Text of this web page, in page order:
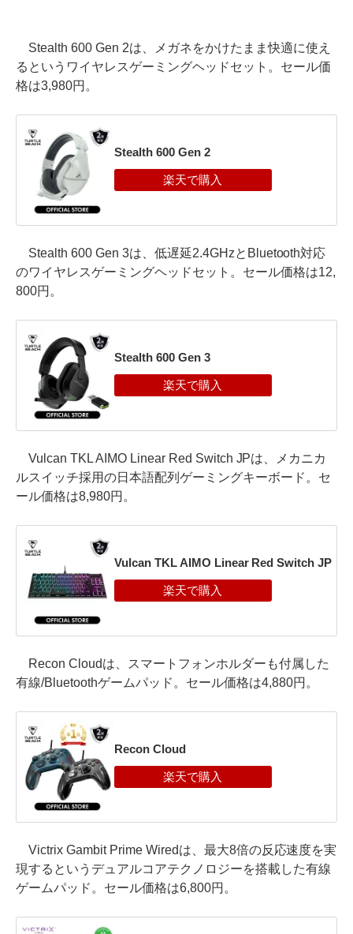
Stealth 600 Gen 2は、メガネをかけたまま快適に使え
るというワイヤレスゲーミングヘッドセット。セール価
格は3,980円。
Stealth 600 Gen 2
Stealth 600 Gen 3は、低遅延2.4GHzとBluetooth対応
のワイヤレスゲーミングヘッドセット。セール価格は12,
800円。
Stealth 600 Gen 3
Vulcan TKL AIMO Linear Red Switch JPは、メカニカ
ルスイッチ採用の日本語配列ゲーミングキーボード。セ
ール価格は8,980円。
Vulcan TKL AIMO Linear Red Switch JP
Recon Cloudは、スマートフォンホルダーも付属した
有線/Bluetoothゲームパッド。セール価格は4,880円。
Recon Cloud
Victrix Gambit Prime Wiredは、最大8倍の反応速度を実
現するというデュアルコアテクノロジーを搭載した有線
ゲームパッド。セール価格は6,800円。